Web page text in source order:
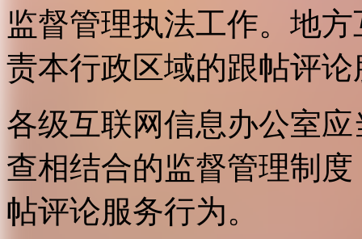
监督管理执法工作。地
责本行政区域的跟帖评
各级互联网信息办公室
查相结合的监督管理制
帖评论服务行为。